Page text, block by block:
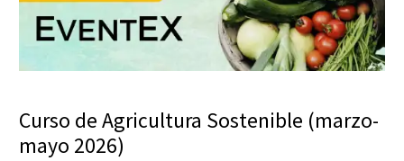
Curso de Agricultura Sostenible (marzo-
mayo 2026)